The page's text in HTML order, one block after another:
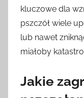
kluczowe dla
pszczół wiele
lub nawet
miałoby
Jakie